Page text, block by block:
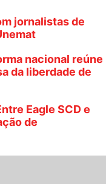
jornalistas de
nacional reúne
da liberdade de
Eagle SCD e
de